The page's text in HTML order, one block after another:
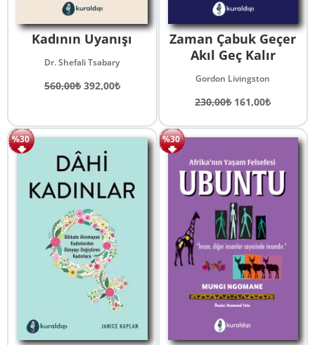
Kadının Uyanışı
Dr. Shefali Tsabary
560,00₺ Orijinal
392,00₺Şu
392,00₺.
Zaman Çabuk Geçer
Akıl Geç Kalır
Gordon Livingston
230,00₺ Orijinal
230,00₺.
161,00₺Şu
fiyat:
%30 %30